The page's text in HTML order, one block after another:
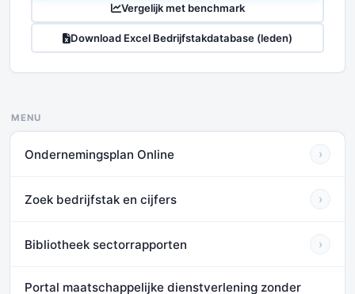
Vergelijk met benchmark
Download Excel Bedrijfstakdatabase (leden)
MENU
Ondernemingsplan Online ›
Zoek bedrijfstak en cijfers ›
Bibliotheek sectorrapporten ›
Portal maatschappelijke dienstverlening zonder